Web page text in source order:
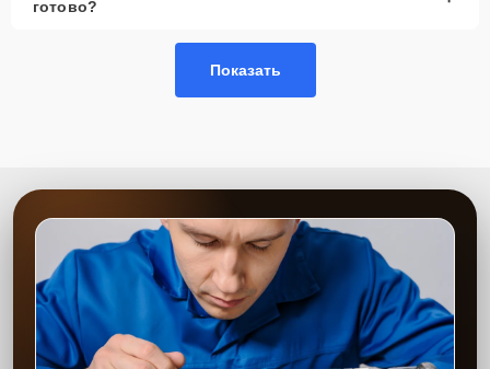
готово?
Показать